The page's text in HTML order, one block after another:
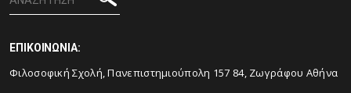
ΕΠΙΚΟΙΝΩΝΙΑ:
Φιλοσοφική Σχολή, Πανεπιστημιούπολη 157 84, Ζωγράφου Αθήνα